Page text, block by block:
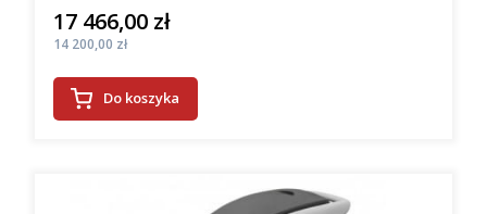
Cena
17 466,00 zł
Cena
14 200,00 zł
Do koszyka